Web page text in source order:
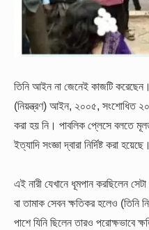
তিনি আইন না জেনেই কাজটি
(নিয়ন্ত্রণ) আইন, ২০০৫, সংশোধিত
করা হয় নি। পাবলিক প্লেসে বলতে
ইত্যাদি সংজ্ঞা দ্বারা নির্দিষ্ট করা হয়েছে।
এই নারী যেখানে ধূমপান করছিলেন
বা তামাক সেবন ক্ষতিকর হলেও (তিনি
পাশে যিনি ছিলেন তারও পরোক্ষভাবে